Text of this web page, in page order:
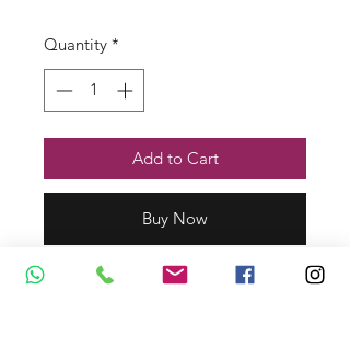
Quantity *
Add to Cart
Buy Now